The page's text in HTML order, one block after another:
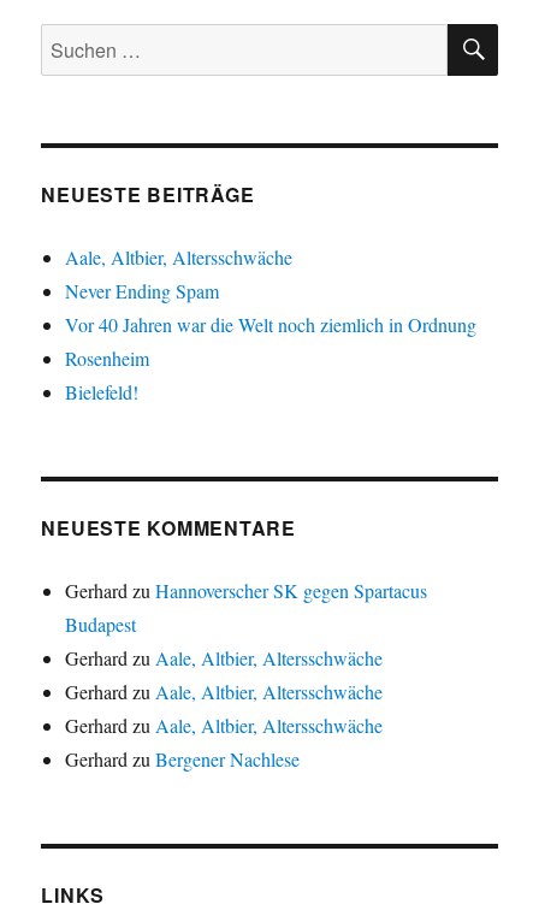
Suche
nach:
NEUESTE BEITRÄGE
Aale, Altbier, Altersschwäche
Never Ending Spam
Vor 40 Jahren war die Welt noch ziemlich in Ordnung
Rosenheim
Bielefeld!
NEUESTE KOMMENTARE
Gerhard zuHannoverscher SK gegen Spartacus
Budapest
Gerhard zu Aale, Altbier, Altersschwäche
Gerhard zu Aale, Altbier, Altersschwäche
Gerhard zu Aale, Altbier, Altersschwäche
Gerhard zuBergener Nachlese
LINKS